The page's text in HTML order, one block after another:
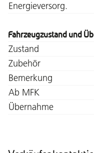
Energieversorg.
Fahrzeugzustand und
Zustand
Zubehör
Bemerkung
Ab MFK
Übernahme